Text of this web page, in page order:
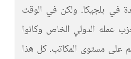
في بلجيكا. ولكن في الوقت
عمله الدولي الخاص وكانوا
على مستوى المكاتب. كل هذا